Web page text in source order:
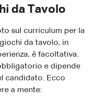
da Tavolo
sul curriculum per la
da tavolo, in
è facoltativa.
e dipende
candidato. Ecco
a mente: